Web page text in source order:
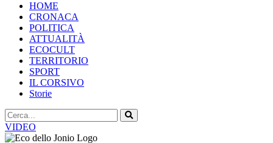
HOME
CRONACA
POLITICA
ATTUALITÀ
ECOCULT
TERRITORIO
SPORT
IL CORSIVO
Storie
VIDEO